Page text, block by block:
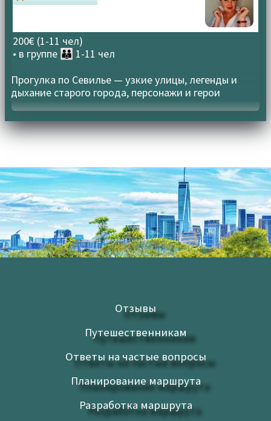
200€ (1-11 чел)
• в группе 👪 1-11 чел
Прогулка по Севилье — узкие улицы, легенды и
дыхание старого города, персонажи и герои
Отзывы
Путешественникам
Ответы на частые вопросы
Планирование маршрута
Разработка маршрута